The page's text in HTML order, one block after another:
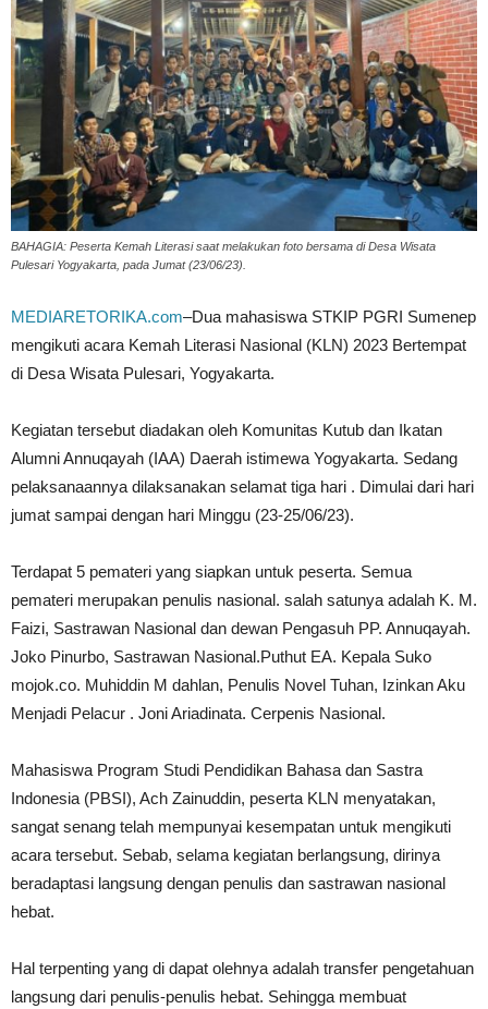
BAHAGIA: Peserta Kemah Literasi saat melakukan foto bersama di Desa Wisata
Pulesari Yogyakarta, pada Jumat (23/06/23).
MEDIARETORIKA.com–Dua mahasiswa STKIP PGRI Sumenep
mengikuti acara Kemah Literasi Nasional (KLN) 2023 Bertempat
di Desa Wisata Pulesari, Yogyakarta.
Kegiatan tersebut diadakan oleh Komunitas Kutub dan Ikatan
Alumni Annuqayah (IAA) Daerah istimewa Yogyakarta. Sedang
pelaksanaannya dilaksanakan selamat tiga hari . Dimulai dari hari
jumat sampai dengan hari Minggu (23-25/06/23).
Terdapat 5 pemateri yang siapkan untuk peserta. Semua
pemateri merupakan penulis nasional. salah satunya adalah K. M.
Faizi, Sastrawan Nasional dan dewan Pengasuh PP. Annuqayah.
Joko Pinurbo, Sastrawan Nasional.Puthut EA. Kepala Suko
mojok.co. Muhiddin M dahlan, Penulis Novel Tuhan, Izinkan Aku
Menjadi Pelacur . Joni Ariadinata. Cerpenis Nasional.
Mahasiswa Program Studi Pendidikan Bahasa dan Sastra
Indonesia (PBSI), Ach Zainuddin, peserta KLN menyatakan,
sangat senang telah mempunyai kesempatan untuk mengikuti
acara tersebut. Sebab, selama kegiatan berlangsung, dirinya
beradaptasi langsung dengan penulis dan sastrawan nasional
hebat.
Hal terpenting yang di dapat olehnya adalah transfer pengetahuan
langsung dari penulis-penulis hebat. Sehingga membuat